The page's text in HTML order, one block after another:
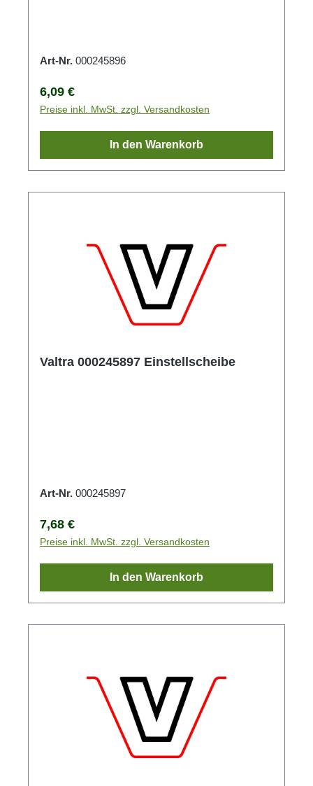
Art-Nr. 000245896
Regulärer Preis:
6,09 €
Preise inkl. MwSt. zzgl. Versandkosten
In den Warenkorb
Valtra 000245897 Einstellscheibe
Art-Nr. 000245897
Regulärer Preis:
7,68 €
Preise inkl. MwSt. zzgl. Versandkosten
In den Warenkorb